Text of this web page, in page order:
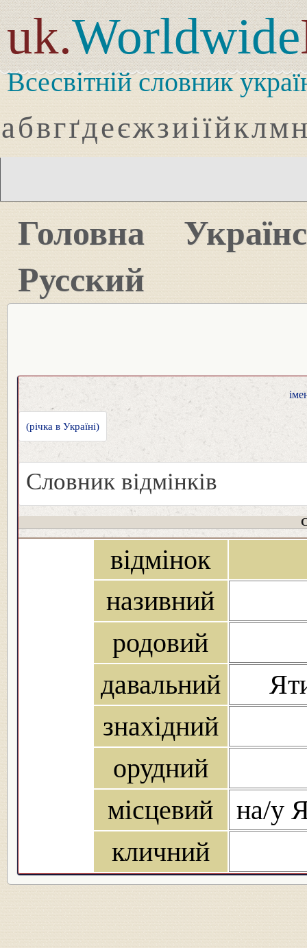
uk.Worldwide
Всесвітній словник
абвгґдеєжзиіїйклмн
Головна
Русский
(річка в Україні)
Словник відмінків
відмінок
називний
родовий
давальний
знахідний
орудний
місцевий
на/у
кличний